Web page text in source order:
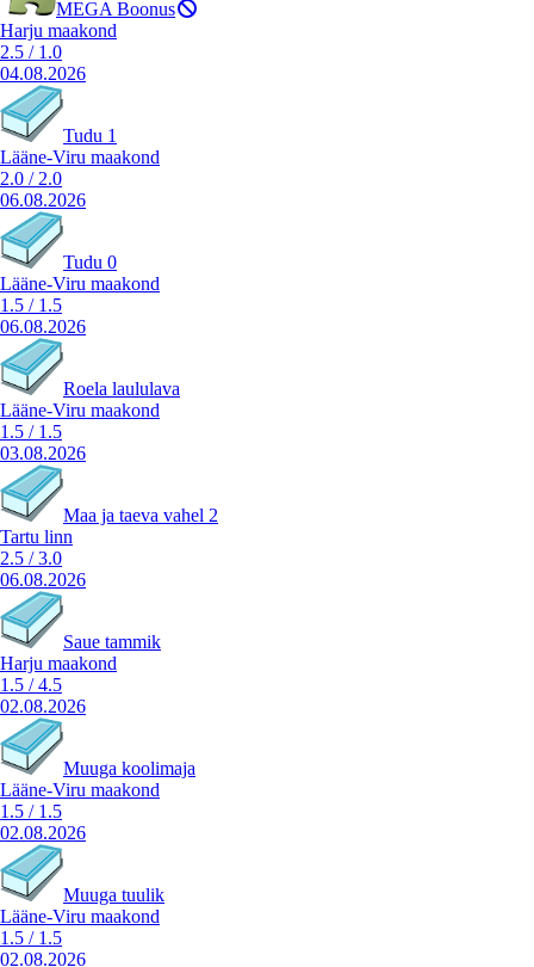
MEGA Boonus
Harju maakond
2.5 / 1.0
04.08.2026
Tudu 1
Lääne-Viru maakond
2.0 / 2.0
06.08.2026
Tudu 0
Lääne-Viru maakond
1.5 / 1.5
06.08.2026
Roela laululava
Lääne-Viru maakond
1.5 / 1.5
03.08.2026
Maa ja taeva vahel 2
Tartu linn
2.5 /3.0
06.08.2026
Saue tammik
Harju maakond
1.5 /4.5
02.08.2026
Muuga koolimaja
Lääne-Viru maakond
1.5 / 1.5
02.08.2026
Muuga tuulik
Lääne-Viru maakond
1.5 / 1.5
02.08.2026